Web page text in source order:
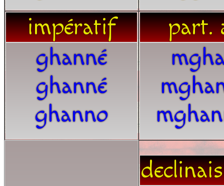
impératif
ghanné
ghanné
ghanno
part.